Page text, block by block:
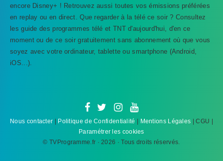
encore Disney+ ! Retrouvez aussi toutes vos émissions préférées
en replay ou en direct. Que regarder à la télé ce soir ? Consultez
les guide des programmes télé et TNT d'aujourd'hui, d'en ce
moment ou de ce soir gratuitement sans abonnement où que vous
soyez avec votre ordinateur, tablette ou smartphone (Android,
iOS...).
Nous contacter Politique de Confidentialité Mentions Légales | CGU |
Paramétrer les cookies
© TVProgramme.fr · 2026 · Tous droits réservés.
TVProgramme respecte votre vie
TVProgramme utilise des Cookies dans le but de traiter
Accepter
Refuser